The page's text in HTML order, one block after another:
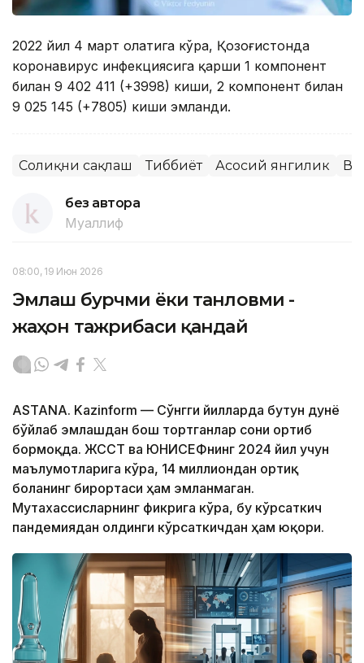
2022 йил 4 март ҳолатига кўра, Қозоғистонда
коронавирус инфекциясига қарши 1 компонент
билан 9 402 411 (+3998) киши, 2 компонент билан
9 025 145 (+7805) киши эмланди.
Соғлиқни сақлаш Тиббиёт Асосий янгилик
без автора
Муаллиф
08:00, 19 Июн 2026
Эмлаш бурчми ёки танловми -
жаҳон тажрибаси қандай
ASTANA. Kazinform — Сўнгги йилларда бутун дунё
бўйлаб эмлашдан бош тортганлар сони ортиб
бормоқда. ЖССТ ва ЮНИCЕФнинг 2024 йил учун
маълумотларига кўра, 14 миллиондан ортиқ
боланинг бирортаси ҳам эмланмаган.
Мутахассисларнинг фикрига кўра, бу кўрсаткич
пандемиядан олдинги кўрсаткичдан ҳам юқори.